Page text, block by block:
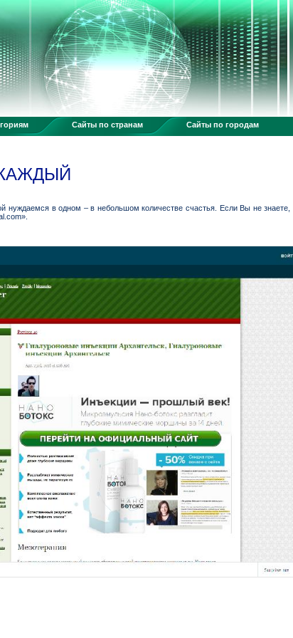
Сайты по странам Сайты по городам
нуждаемся в одном – в небольшом количестве счастья. Если Вы не знаете,